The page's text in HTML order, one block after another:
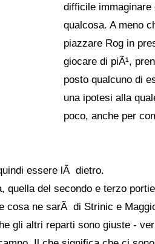
difficile
qualcosa. A meno
piazzare Rog in
giocare di piÃ¹,
posto qualcuno di
una ipotesi alla
poco, anche per
essere lÃ dietro.
quella del secondo e terzo
cosa ne sarÃ di Strinic e
gli altri reparti sono giuste -